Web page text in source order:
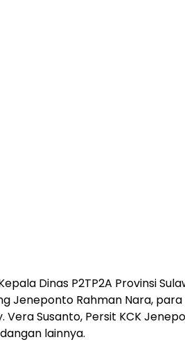
Dinas P2TP2A Provinsi
Jeneponto Rahman Nara, para
Susanto, Persit KCK
lainnya.